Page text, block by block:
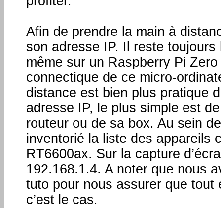
Afin de prendre la main à
son adresse IP. Il reste
même sur un Raspberry Pi
connectique de ce micro-
distance est bien plus pratique
adresse IP, le plus simple est
routeur ou de sa box. Au sein
inventorié la liste des appareils
RT6600ax. Sur la capture
192.168.1.4. A noter que nous
tuto pour nous assurer que
c’est le cas.